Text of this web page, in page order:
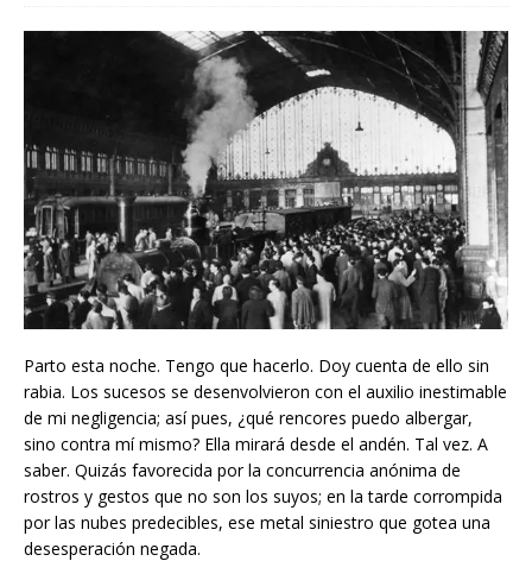
Parto esta noche. Tengo que hacerlo. Doy cuenta de ello sin
rabia. Los sucesos se desenvolvieron con el auxilio inestimable
de mi negligencia; así pues, ¿qué rencores puedo albergar,
sino contra mí mismo? Ella mirará desde el andén. Tal vez. A
saber. Quizás favorecida por la concurrencia anónima de
rostros y gestos que no son los suyos; en la tarde corrompida
por las nubes predecibles, ese metal siniestro que gotea una
desesperación negada.